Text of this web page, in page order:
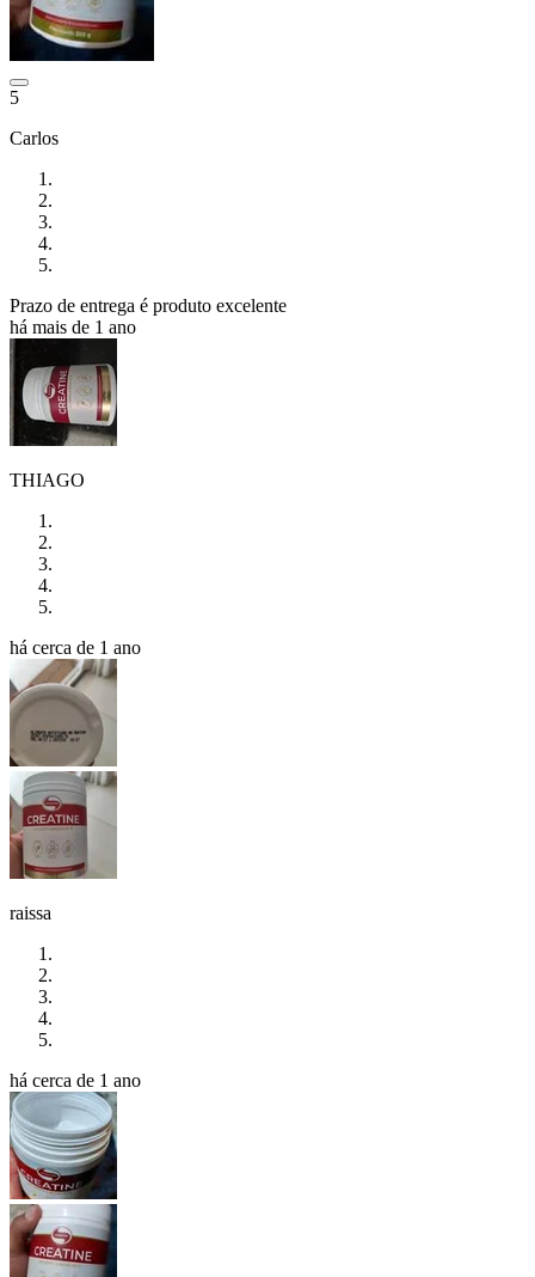
5
Carlos
Prazo de entrega é produto excelente
há mais de 1 ano
THIAGO
há cerca de 1 ano
raissa
há cerca de 1 ano